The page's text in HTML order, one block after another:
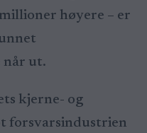
høyere – er
når ut.
kjerne- og
forsvarsindustrien